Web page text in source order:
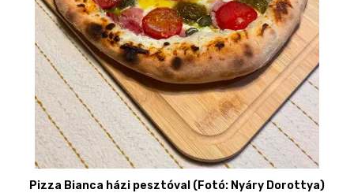
Pizza Bianca házi pesztóval (Fotó: Nyáry Dorottya)